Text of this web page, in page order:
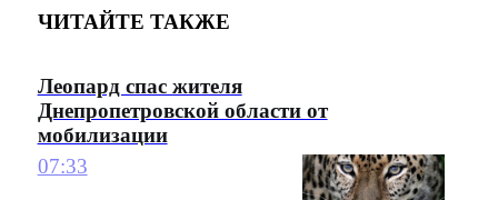
ЧИТАЙТЕ ТАКЖЕ
Леопард спас жителя
Днепропетровской области от
мобилизации
07:33